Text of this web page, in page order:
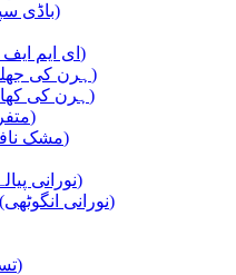
Body Sprays (باڈی سپرے)
EMF Meter (ای ایم ایف میٹر)
Hiran Ki Jhilli (ہرن کی جھلی)
Hiran Ki Khal (ہرن کی کھال)
Miscellanious (متفرق)
Mushk-e-Nafa (مشک نافہ)
Nurani Payalay (نورانی پیالے)
Nurani Anghooti (نورانی انگوٹھی)
Tasbihaat (تسبیحات)